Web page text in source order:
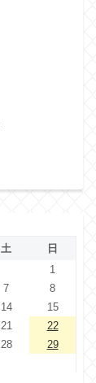
土
日
1
7
8
14
15
21
22
28
29